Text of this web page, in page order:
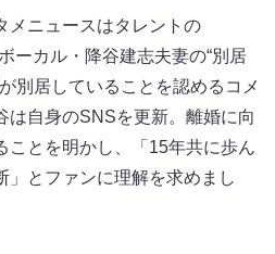
メニュースはタレントの
ーカル・降谷建志夫妻の“別居
別居していることを認めるコメ
は自身のSNSを更新。離婚に向
ことを明かし、「15年共に歩ん
」とファンに理解を求めまし